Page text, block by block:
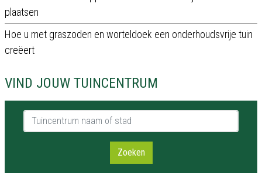
plaatsen
Hoe u met graszoden en worteldoek een onderhoudsvrije tuin
creëert
VIND JOUW TUINCENTRUM
Tuincentrum naam of stad
Zoeken